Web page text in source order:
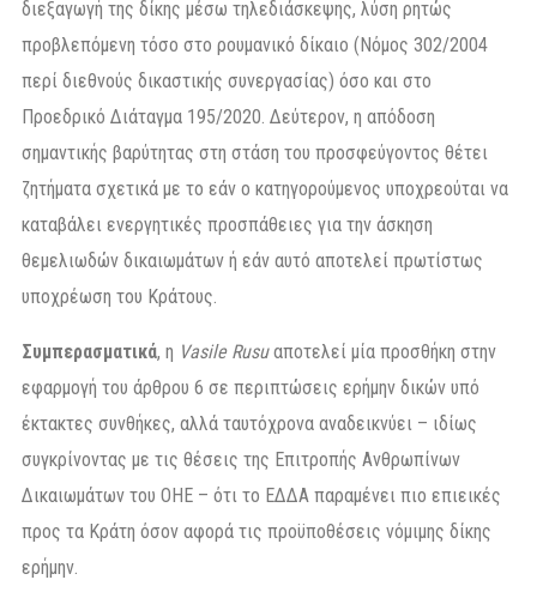
διεξαγωγή της δίκης μέσω τηλεδιάσκεψης, λύση ρητώς
προβλεπόμενη τόσο στο ρουμανικό δίκαιο (Νόμος 302/2004
περί διεθνούς δικαστικής συνεργασίας) όσο και στο
Προεδρικό Διάταγμα 195/2020. Δεύτερον, η απόδοση
σημαντικής βαρύτητας στη στάση του προσφεύγοντος θέτει
ζητήματα σχετικά με το εάν ο κατηγορούμενος υποχρεούται να
καταβάλει ενεργητικές προσπάθειες για την άσκηση
θεμελιωδών δικαιωμάτων ή εάν αυτό αποτελεί πρωτίστως
υποχρέωση του Κράτους.
Συμπερασματικά, η Vasile Rusuαποτελεί μία προσθήκη στην
εφαρμογή του άρθρου 6 σε περιπτώσεις ερήμην δικών υπό
έκτακτες συνθήκες, αλλά ταυτόχρονα αναδεικνύει – ιδίως
συγκρίνοντας με τις θέσεις της Επιτροπής Ανθρωπίνων
Δικαιωμάτων του ΟΗΕ – ότι το ΕΔΔΑ παραμένει πιο επιεικές
προς τα Κράτη όσον αφορά τις προϋποθέσεις νόμιμης δίκης
ερήμην.